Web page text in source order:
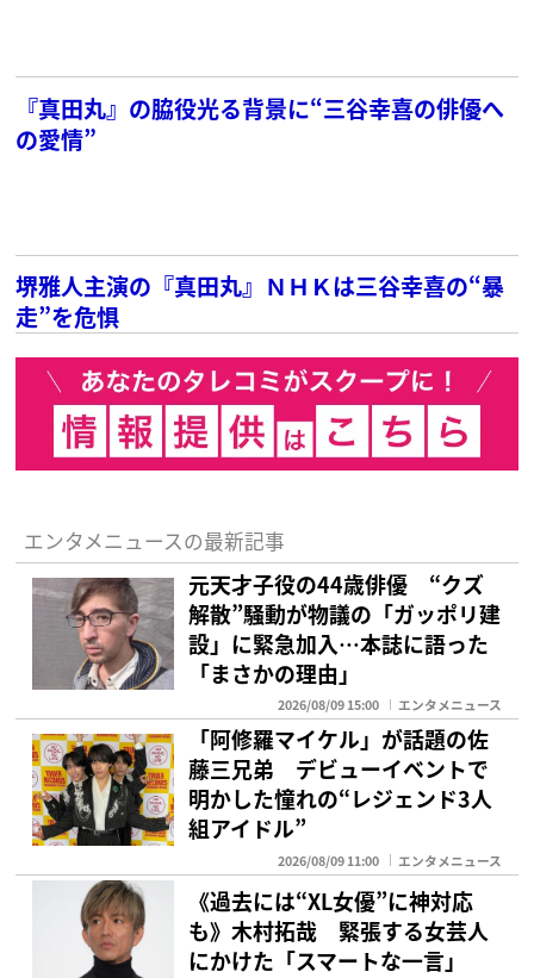
『真田丸』の脇役光る背景に“三谷幸喜の俳優へ
の愛情”
堺雅人主演の『真田丸』ＮＨＫは三谷幸喜の“暴
走”を危惧
エンタメニュースの最新記事
元天才子役の44歳俳優 “クズ
解散”騒動が物議の「ガッポリ建
設」に緊急加入…本誌に語った
「まさかの理由」
2026/08/09 15:00 エンタメニュース
「阿修羅マイケル」が話題の佐
藤三兄弟 デビューイベントで
明かした憧れの“レジェンド3人
組アイドル”
2026/08/09 11:00 エンタメニュース
《過去には“XL女優”に神対応
も》木村拓哉 緊張する女芸人
にかけた「スマートな一言」